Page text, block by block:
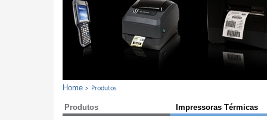
Home > Produtos
Produtos Impressoras Térmicas